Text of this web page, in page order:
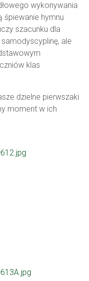
wykonywania
śpiewanie hymnu
szacunku dla
ale
klas
dzielne pierwszaki
moment w ich